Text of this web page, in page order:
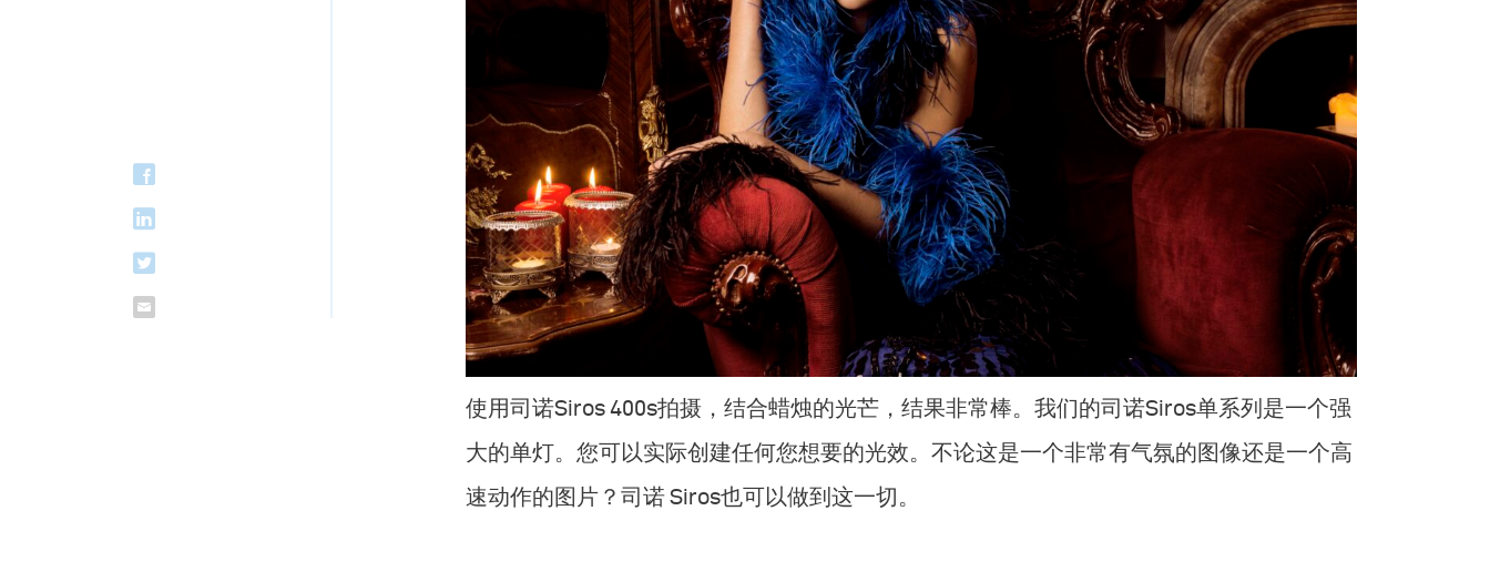
使用司诺Siros 400s拍摄，结合蜡烛的光芒，结果非常棒。我们的司诺Siros单系列是一个强
大的单灯。您可以实际创建任何您想要的光效。不论这是一个非常有气氛的图像还是一个高
速动作的图片？司诺 Siros也可以做到这一切。